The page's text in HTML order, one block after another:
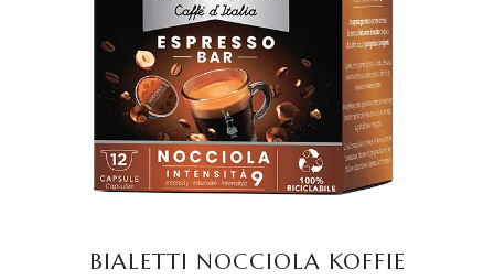
TOEVOEGEN AAN
WINKELWAGEN
BIALETTI NOCCIOLA KOFFIE